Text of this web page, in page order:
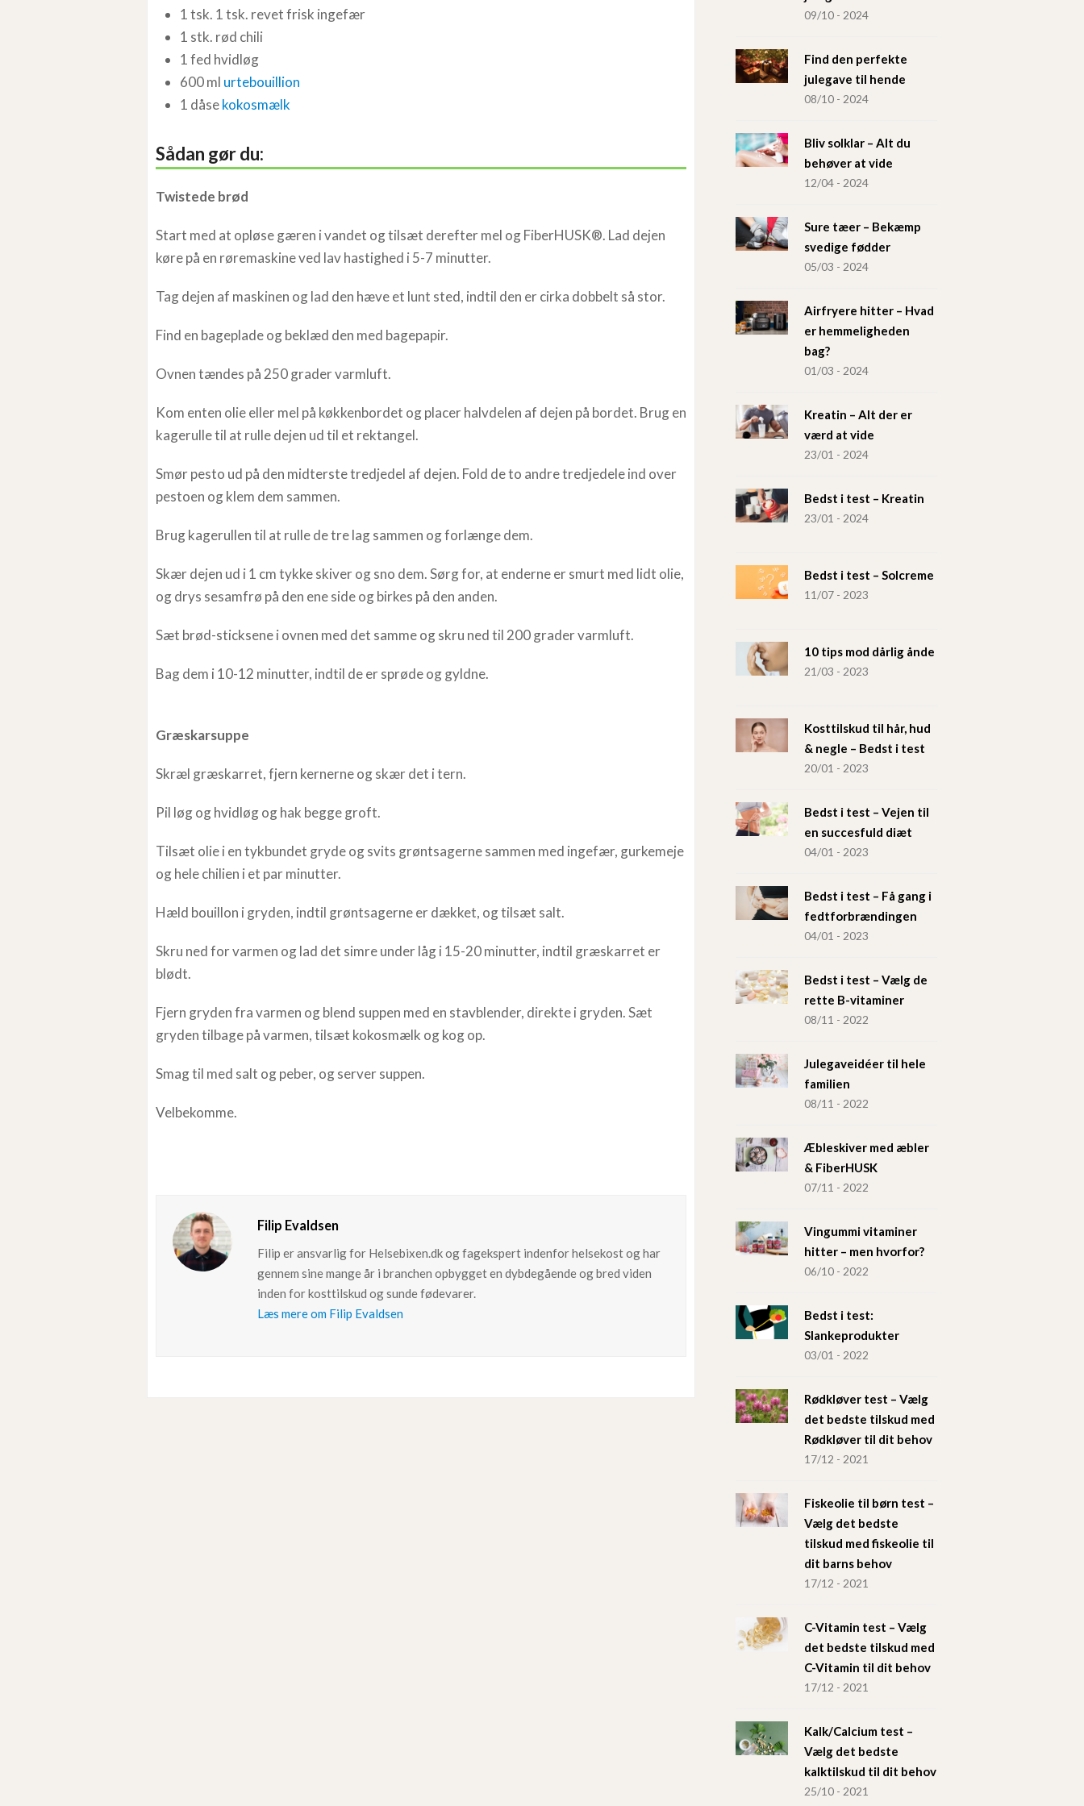
1 tsk. 1 tsk. revet frisk ingefær
1 stk. rød chili
1 fed hvidløg
600 ml urtebouillion
1 dåsekokosmælk
Sådan gør du:
Twistede brød
Start med at opløse gæren i vandet og tilsæt derefter mel og FiberHUSK®. Lad dejen
køre på en røremaskine ved lav hastighed i 5-7 minutter.
Tag dejen af maskinen og lad den hæve et lunt sted, indtil den er cirka dobbelt så stor.
Find en bageplade og beklæd den med bagepapir.
Ovnen tændes på 250 grader varmluft.
Kom enten olie eller mel på køkkenbordet og placer halvdelen af dejen på bordet. Brug en
kagerulle til at rulle dejen ud til et rektangel.
Smør pesto ud på den midterste tredjedel af dejen. Fold de to andre tredjedele ind over
pestoen og klem dem sammen.
Brug kagerullen til at rulle de tre lag sammen og forlænge dem.
Skær dejen ud i 1 cm tykke skiver og sno dem. Sørg for, at enderne er smurt med lidt olie,
og drys sesamfrø på den ene side og birkes på den anden.
Sæt brød-sticksene i ovnen med det samme og skru ned til 200 grader varmluft.
Bag dem i 10-12 minutter, indtil de er sprøde og gyldne.
Græskarsuppe
Skræl græskarret, fjern kernerne og skær det i tern.
Pil løg og hvidløg og hak begge groft.
Tilsæt olie i en tykbundet gryde og svits grøntsagerne sammen med ingefær, gurkemeje
og hele chilien i et par minutter.
Hæld bouillon i gryden, indtil grøntsagerne er dækket, og tilsæt salt.
Skru ned for varmen og lad det simre under låg i 15-20 minutter, indtil græskarret er
blødt.
Fjern gryden fra varmen og blend suppen med en stavblender, direkte i gryden. Sæt
gryden tilbage på varmen, tilsæt kokosmælk og kog op.
Smag til med salt og peber, og server suppen.
Velbekomme.
Filip Evaldsen
Filip er ansvarlig for Helsebixen.dk og fagekspert indenfor helsekost og har
gennem sine mange år i branchen opbygget en dybdegående og bred viden
inden for kosttilskud og sunde fødevarer.
Læs mere om Filip Evaldsen
09/10 - 2024
Find den perfekte
julegave til hende
08/10 - 2024
Bliv solklar – Alt du
behøver at vide
12/04 - 2024
Sure tæer – Bekæmp
svedige fødder
05/03 - 2024
Airfryere hitter – Hvad
er hemmeligheden
bag?
01/03 - 2024
Kreatin – Alt der er
værd at vide
23/01 - 2024
Bedst i test – Kreatin
23/01 - 2024
Bedst i test – Solcreme
11/07 - 2023
10 tips mod dårlig ånde
21/03 - 2023
Kosttilskud til hår, hud
& negle – Bedst i test
20/01 - 2023
Bedst i test – Vejen til
en succesfuld diæt
04/01 - 2023
Bedst i test – Få gang i
fedtforbrændingen
04/01 - 2023
Bedst i test – Vælg de
rette B-vitaminer
08/11 - 2022
Julegaveidéer til hele
familien
08/11 - 2022
Æbleskiver med æbler
& FiberHUSK
07/11 - 2022
Vingummi vitaminer
hitter – men hvorfor?
06/10 - 2022
Bedst i test:
Slankeprodukter
03/01 - 2022
Rødkløver test – Vælg
det bedste tilskud med
Rødkløver til dit behov
17/12 - 2021
Fiskeolie til børn test –
Vælg det bedste
tilskud med fiskeolie til
dit barns behov
17/12 - 2021
C-Vitamin test – Vælg
det bedste tilskud med
C-Vitamin til dit behov
17/12 - 2021
Kalk/Calcium test –
Vælg det bedste
kalktilskud til dit behov
25/10 - 2021